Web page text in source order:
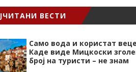
ВЕСТИ
Само вода и користат
Каде виде Мицкоски
број на туристи – не знам